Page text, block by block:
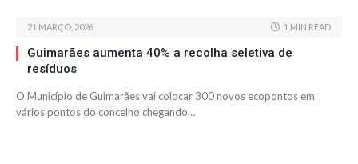
21 MARÇO, 2026 1 MIN READ
Guimarães aumenta 40% a recolha seletiva de
resíduos
O Município de Guimarães vai colocar 300 novos ecopontos em
vários pontos do concelho chegando…